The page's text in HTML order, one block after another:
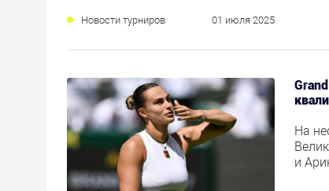
Новости турниров 01 июля 2025
На
и